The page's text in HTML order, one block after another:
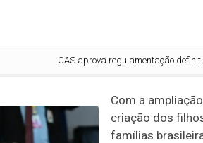
CAS aprova regulamentação definitiva
Com a
criação dos
famílias